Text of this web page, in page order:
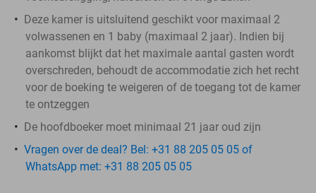
Deze kamer is uitsluitend geschikt voor maximaal 2
volwassenen en 1 baby (maximaal 2 jaar). Indien bij
aankomst blijkt dat het maximale aantal gasten wordt
overschreden, behoudt de accommodatie zich het recht
voor de boeking te weigeren of de toegang tot de kamer
te ontzeggen
De hoofdboeker moet minimaal 21 jaar oud zijn
Vragen over de deal? Bel: +31 88 205 05 05 of
WhatsApp met: +31 88 205 05 05